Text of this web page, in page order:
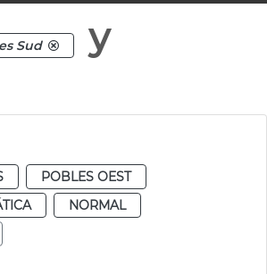
Sud
y
POBLES OEST
NORMAL